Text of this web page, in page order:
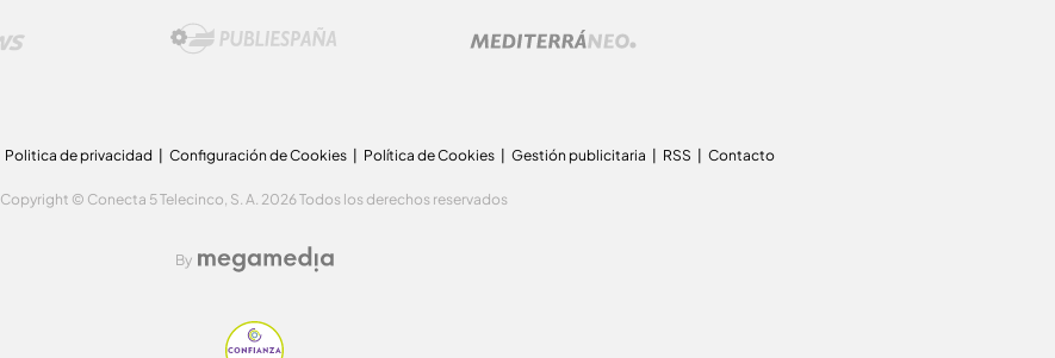
Politica de privacidad Configuración de Cookies Política de Cookies Gestión publicitaria RSS Contacto
Copyright © Conecta 5 Telecinco, S. A. 2026 Todos los derechos reservados
By